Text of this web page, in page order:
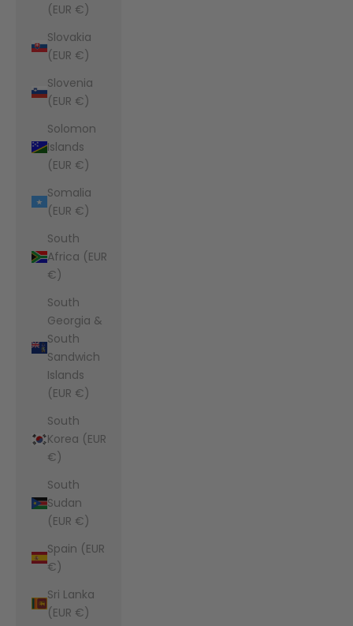
(EUR €)
Slovakia
(EUR €)
Slovenia
(EUR €)
Solomon
Islands
(EUR €)
Somalia
(EUR €)
South
Africa (EUR
€)
South
Georgia &
South
Sandwich
Islands
(EUR €)
South
Korea (EUR
€)
South
Sudan
(EUR €)
Spain (EUR
€)
Sri Lanka
(EUR €)